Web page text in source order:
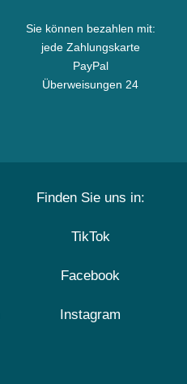
Sie können bezahlen mit:
jede Zahlungskarte
PayPal
Überweisungen 24
Finden Sie uns in:
TikTok
Facebook
Instagram